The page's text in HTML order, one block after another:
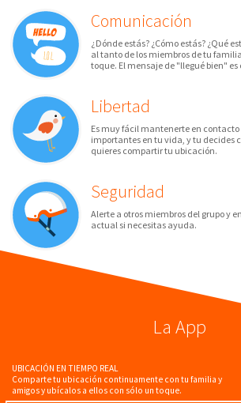
Comunicación
¿Dónde estás? ¿Cómo estás? ¿Qué
al tanto de los miembros de tu
toque. El mensaje de "llegué bien" es
Libertad
Es muy fácil mantenerte en contacto
importantes en tu vida, y tu decides
quieres compartir tu ubicación.
Seguridad
Alerte a otros miembros del grupo y
actual si necesitas ayuda.
La App
UBICACIÓN EN TIEMPO REAL
Comparte tu ubicación continuamente con tu familia y
amigos y ubícalos a ellos con sólo un toque.